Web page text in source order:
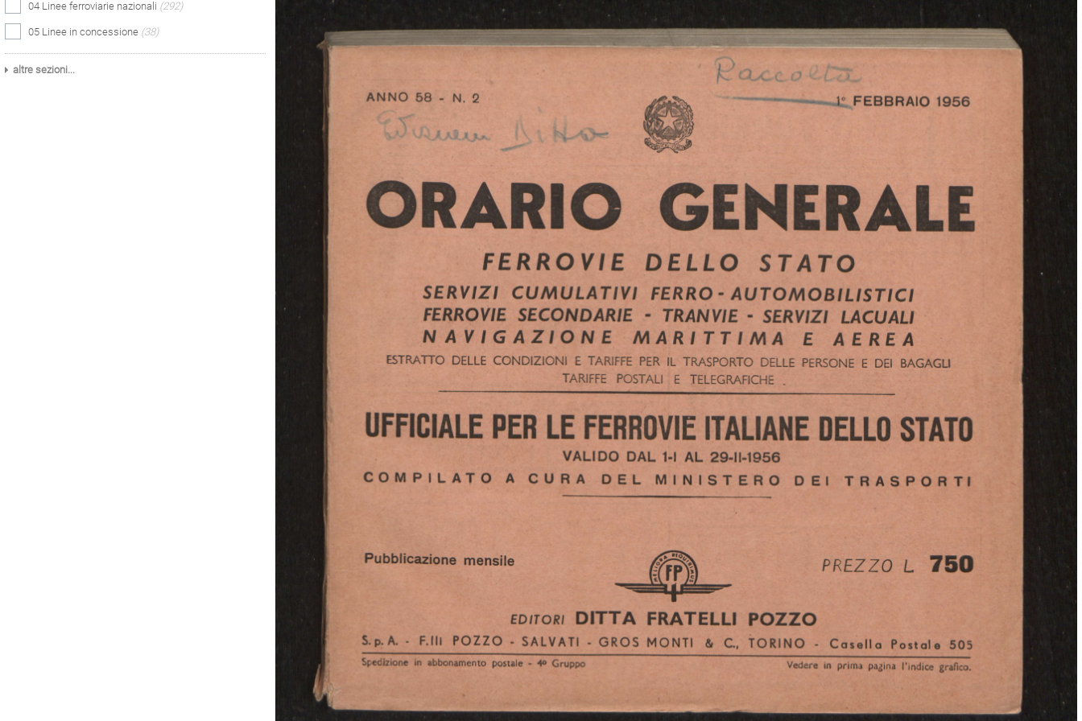
04 Linee ferroviarie nazionali (292)
05 Linee in concessione (38)
altre sezioni...